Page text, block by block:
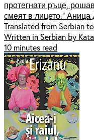
протегнати ръце,
смеят в лицето.“ Аница
Translated from Serbian
Written in Serbian by
10 minutes read